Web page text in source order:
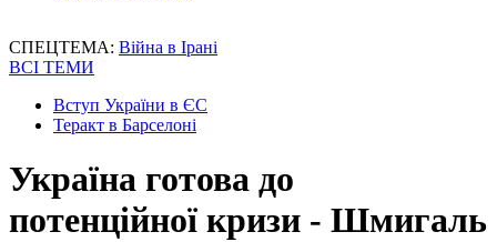
СПЕЦТЕМА: Війна в Ірані
ВСІ ТЕМИ
Вступ України в ЄС
Теракт в Барселоні
Україна готова до
потенційної кризи - Шмигаль